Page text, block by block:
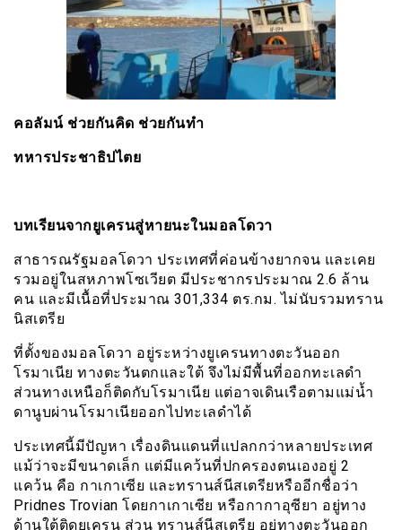
คอลัมน์ ช่วยกันคิด ช่วยกันทำ
ทหารประชาธิปไตย
บทเรียนจากยูเครนสู่หายนะในมอลโดวา
สาธารณรัฐมอลโดวา ประเทศที่ค่อนข้างยากจน และเคย
รวมอยู่ในสหภาพโซเวียต มีประชากรประมาณ 2.6 ล้าน
คน และมีเนื้อที่ประมาณ 301,334 ตร.กม. ไม่นับรวมทราน
นิสเตรีย
ที่ตั้งของมอลโดวา อยู่ระหว่างยูเครนทางตะวันออก
โรมาเนีย ทางตะวันตกและใต้ จึงไม่มีพื้นที่ออกทะเลดำ
ส่วนทางเหนือก็ติดกับโรมาเนีย แต่อาจเดินเรือตามแม่น้ำ
ดานูบผ่านโรมาเนียออกไปทะเลดำได้
ประเทศนี้มีปัญหา เรื่องดินแดนที่แปลกกว่าหลายประเทศ
แม้ว่าจะมีขนาดเล็ก แต่มีแคว้นที่ปกครองตนเองอยู่ 2
แคว้น คือ กาเกาเซีย และทรานส์นีสเตรียหรืออีกชื่อว่า
Pridnes Trovian โดยกาเกาเซีย หรือกากาอุซียา อยู่ทาง
ด้านใต้ติดยูเครน ส่วน ทรานส์นีสเตรีย อยู่ทางตะวันออก